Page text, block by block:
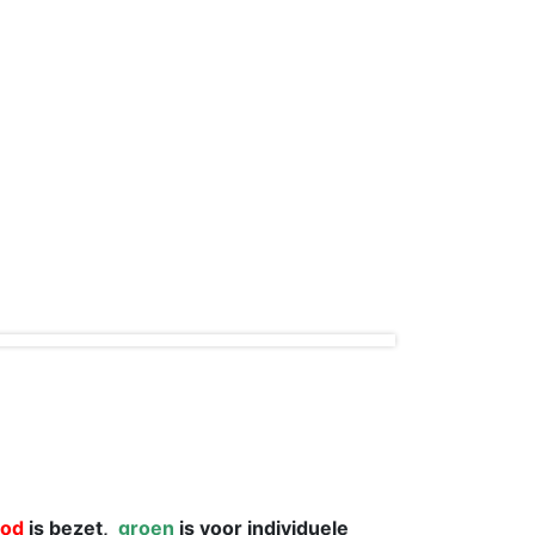
is bezet, groen is voor individuele